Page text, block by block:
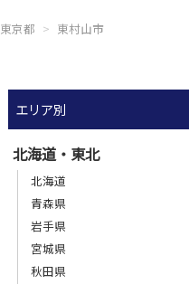
東京都 東村山市
エリア別
北海道・東北
北海道
青森県
岩手県
宮城県
秋田県